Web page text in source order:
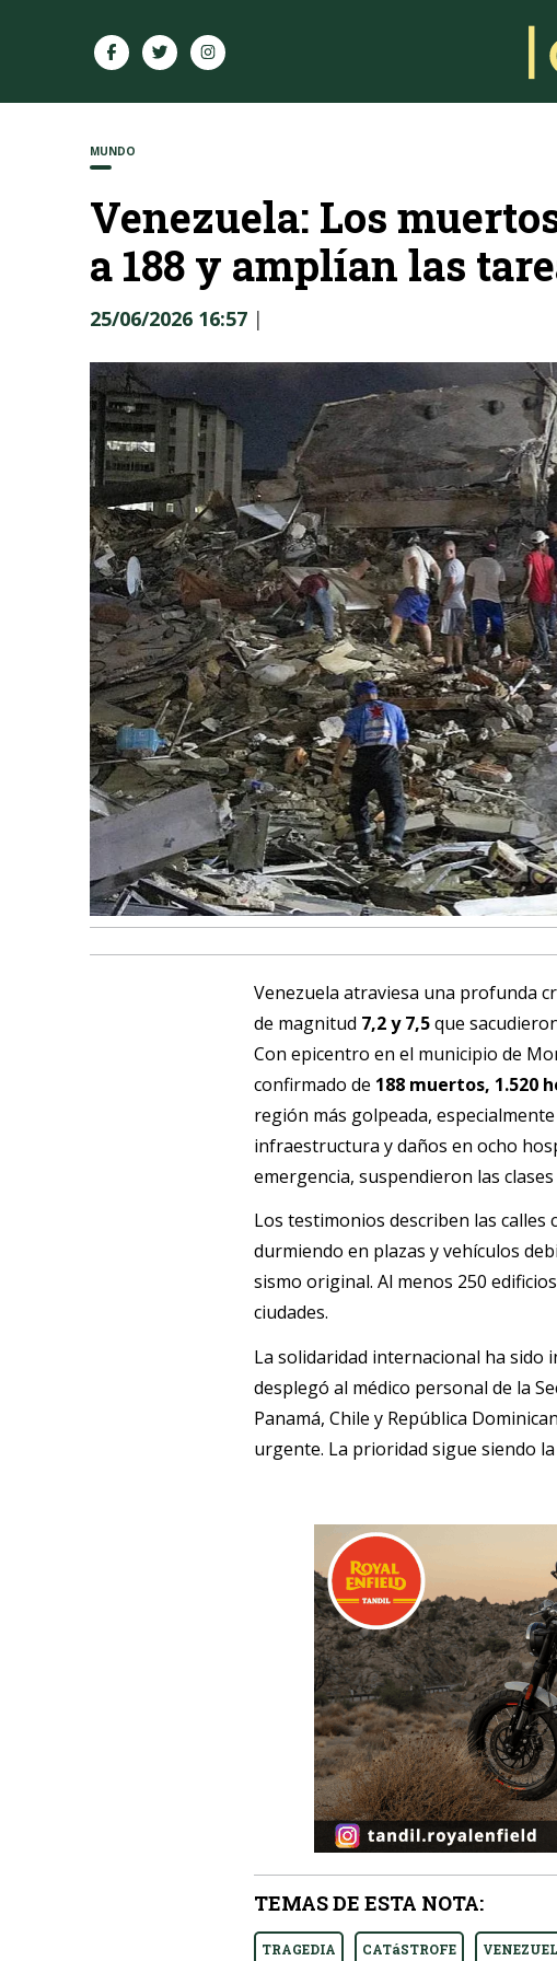
MUNDO
Venezuela: Los
a 188 y amplían las
25/06/2026 16:57 |
Venezuela atraviesa una profunda
de magnitud 7,2 y 7,5
Con epicentro en el municipio de
confirmado de 188 muertos, 1.520
región más golpeada,
infraestructura y daños en ocho
emergencia, suspendieron las
Los testimonios describen las calles
durmiendo en plazas y vehículos
sismo original. Al menos 250
ciudades.
La solidaridad internacional ha sido
desplegó al médico personal de la
Panamá, Chile y República
urgente. La prioridad sigue siendo
TEMAS DE ESTA NOTA:
TRAGEDIA CATáSTROFE